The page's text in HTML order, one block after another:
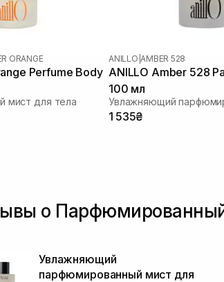
ORANGE
Perfume Body
мист для тела
ANILLO AMBER 528
ANILLO Amber 528
100 мл
1 535₴
о
Увлажняющий
парфюмированный мист для